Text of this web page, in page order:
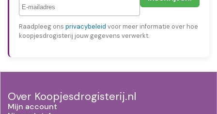
Raadpleeg ons privacybeleid voor meer informatie over hoe
koopjesdrogisterij jouw gegevens verwerkt.
Over Koopjesdrogisterij.nl
Mijn account